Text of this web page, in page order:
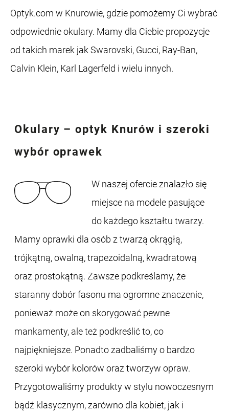
Optyk.com w Knurowie, gdzie pomożemy Ci wybrać
odpowiednie okulary. Mamy dla Ciebie propozycje
od takich marek jak Swarovski, Gucci, Ray-Ban,
Calvin Klein, Karl Lagerfeld i wielu innych.
Okulary – optyk Knurów i szeroki
wybór oprawek
W naszej ofercie znalazło się
miejsce na modele pasujące
do każdego kształtu twarzy.
Mamy oprawki dla osób z twarzą okrągłą,
trójkątną, owalną, trapezoidalną, kwadratową
oraz prostokątną. Zawsze podkreślamy, że
staranny dobór fasonu ma ogromne znaczenie,
ponieważ może on skorygować pewne
mankamenty, ale też podkreślić to, co
najpiękniejsze. Ponadto zadbaliśmy o bardzo
szeroki wybór kolorów oraz tworzyw opraw.
Przygotowaliśmy produkty w stylu nowoczesnym
bądź klasycznym, zarówno dla kobiet, jak i